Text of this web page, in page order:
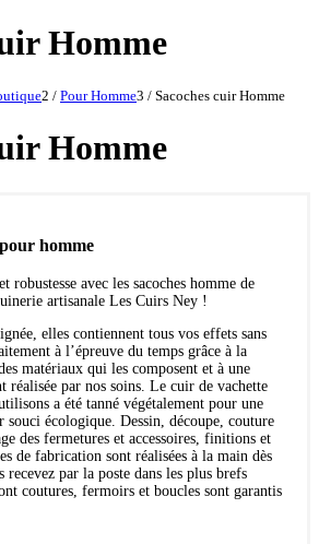
Homme
2 / Pour Homme3 / Sacoches cuir Homme
Homme
homme
robustesse avec les sacoches homme de
artisanale Les Cuirs Ney !
elles contiennent tous vos effets sans
à l’épreuve du temps grâce à la
matériaux qui les composent et à une
réalisée par nos soins. Le cuir de vachette
a été tanné végétalement pour une
écologique. Dessin, découpe, couture
des fermetures et accessoires, finitions et
de fabrication sont réalisées à la main dès
recevez par la poste dans les plus brefs
coutures, fermoirs et boucles sont garantis